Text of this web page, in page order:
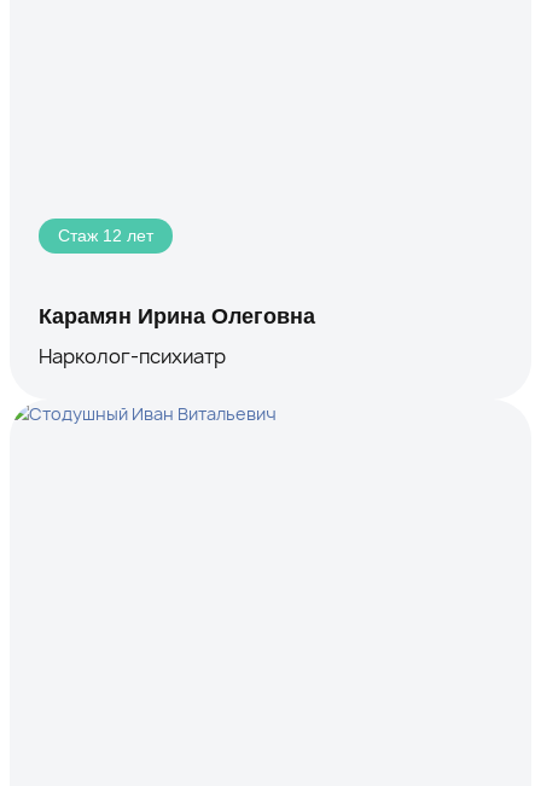
Стаж 12 лет
Карамян Ирина Олеговна
Нарколог-психиатр